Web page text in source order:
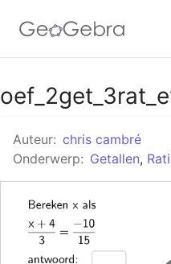
Google Classroom
GeoGebra Klaslokaal
Auteur: chris cambré
Onderwerp: Getallen,